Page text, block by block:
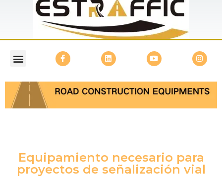
Equipamiento necesario para
proyectos de señalización vial